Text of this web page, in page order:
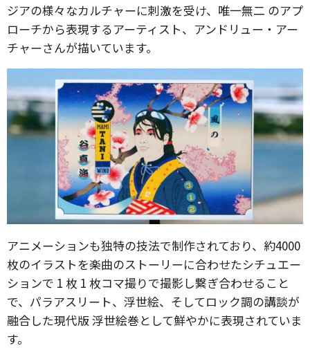
ジアの様々なカルチャーに刺激を受け、唯一無二 のアプ
ローチから表現するアーティスト、アンドリュー・アー
チャーさんが描いています。
アニメーションも独特の技法で制作されており、約4000
枚のイラストを楽曲のストーリーに合わせたシチュエー
ションで 1 枚 1 枚コマ撮りで撮影し繋ぎ合わせること
で、パラアスリート、浮世絵、そしてロック調の講談が
融合した現代版 浮世絵巻として鮮やかに表現されていま
す。